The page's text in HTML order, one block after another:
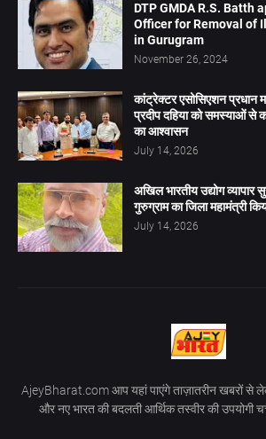
DTP GMDA R.S. Batth
Officer for Removal of
in Gurugram
November 26, 2024
कांट्रेक्टर एसोसिएशन प्रधान
प्रदीप दहिया को समस्याओं से
का आश्वासन
July 14, 2026
अखिल भारतीय उद्योग व्यापार
गुरुग्राम का जिला महामंत्री
July 14, 2026
AjeyBharat.com आप यहां पाएंगे ताज़ातरीन खबरों से
और नए भारत की बदलती आर्थिक तस्वीर की उपयोगी